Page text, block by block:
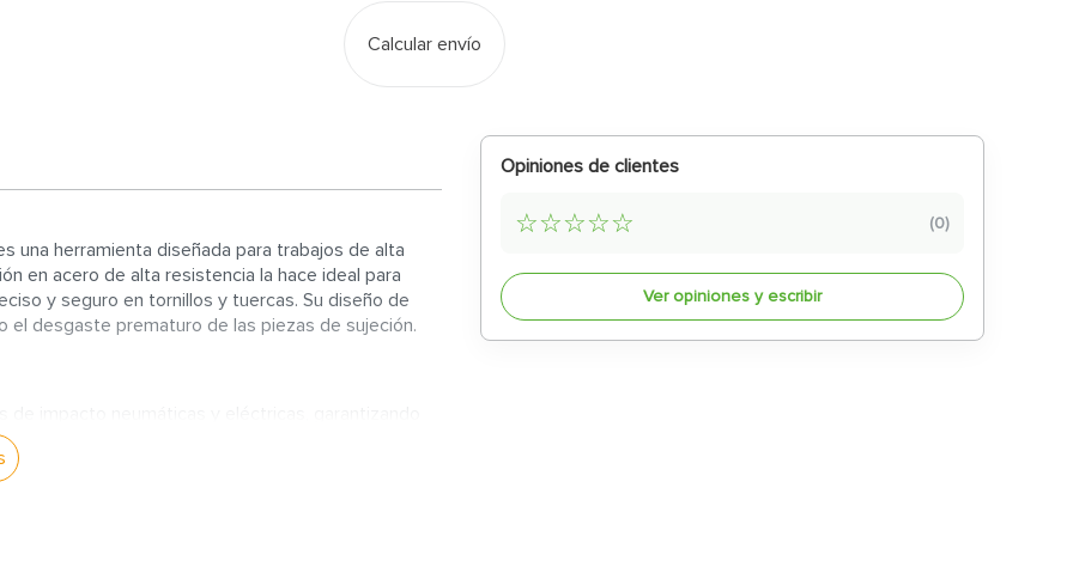
Calcular envío
una herramienta diseñada para trabajos de alta
en acero de alta resistencia la hace ideal para
y seguro en tornillos y tuercas. Su diseño de
desgaste prematuro de las piezas de sujeción.
con la tuerca o tornillo, reduciendo el riesgo
Opiniones de clientes
☆☆☆☆☆ (0)
Ver opiniones y escribir